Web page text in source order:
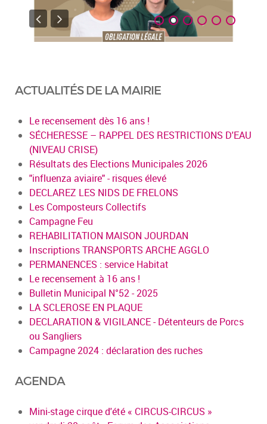
ACTUALITÉS DE LA MAIRIE
Le recensement dès 16 ans !
SÉCHERESSE – RAPPEL DES RESTRICTIONS D'EAU
(NIVEAU CRISE)
Résultats des Elections Municipales 2026
"influenza aviaire" - risques élevé
DECLAREZ LES NIDS DE FRELONS
Les Composteurs Collectifs
Campagne Feu
REHABILITATION MAISON JOURDAN
Inscriptions TRANSPORTS ARCHE AGGLO
PERMANENCES : service Habitat
Le recensement à 16 ans !
Bulletin Municipal N°52 - 2025
LA SCLEROSE EN PLAQUE
DECLARATION & VIGILANCE - Détenteurs de Porcs
ou Sangliers
Campagne 2024 : déclaration des ruches
AGENDA
Mini-stage cirque d'été « CIRCUS-CIRCUS »